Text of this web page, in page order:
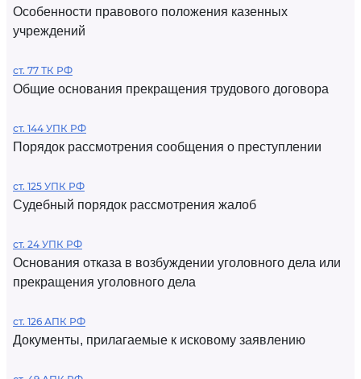
Особенности правового положения казенных
учреждений
ст. 77 ТК РФ
Общие основания прекращения трудового договора
ст. 144 УПК РФ
Порядок рассмотрения сообщения о преступлении
ст. 125 УПК РФ
Судебный порядок рассмотрения жалоб
ст. 24 УПК РФ
Основания отказа в возбуждении уголовного дела или
прекращения уголовного дела
ст. 126 АПК РФ
Документы, прилагаемые к исковому заявлению